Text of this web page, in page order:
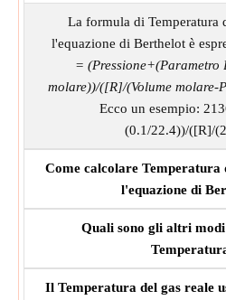
La formula di Temperatura
l'equazione di Berthelot è
= (Pressione+(Parametro
molare))/([R]/(Volume molare-
Ecco un esempio:
(0.1/22.4))/([R]/
Come calcolare Temperatura
l'equazione di
Quali sono gli altri
Il Temperatura del gas reale